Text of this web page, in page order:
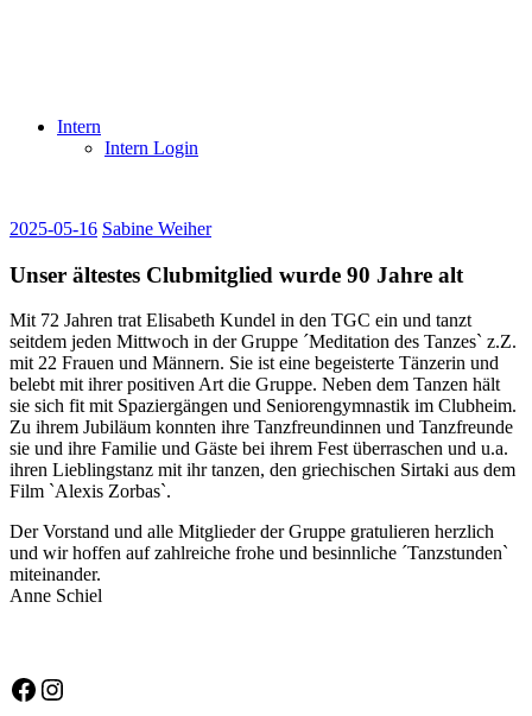
Intern
Intern Login
2025-05-16 Sabine Weiher
Unser ältestes Clubmitglied wurde 90 Jahre alt
Mit 72 Jahren trat Elisabeth Kundel in den TGC ein und tanzt
seitdem jeden Mittwoch in der Gruppe ´Meditation des Tanzesˋ z.Z.
mit 22 Frauen und Männern. Sie ist eine begeisterte Tänzerin und
belebt mit ihrer positiven Art die Gruppe. Neben dem Tanzen hält
sie sich fit mit Spaziergängen und Seniorengymnastik im Clubheim.
Zu ihrem Jubiläum konnten ihre Tanzfreundinnen und Tanzfreunde
sie und ihre Familie und Gäste bei ihrem Fest überraschen und u.a.
ihren Lieblingstanz mit ihr tanzen, den griechischen Sirtaki aus dem
Film ˋAlexis Zorbasˋ.
Der Vorstand und alle Mitglieder der Gruppe gratulieren herzlich
und wir hoffen auf zahlreiche frohe und besinnliche ´Tanzstundenˋ
miteinander.
Anne Schiel
Allgemein
Facebook
Instagram